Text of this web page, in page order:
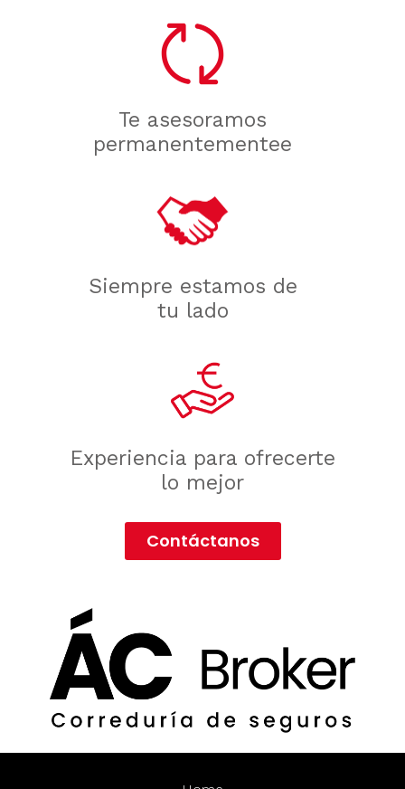
Te asesoramos
permanentementee
Siempre estamos de
tu lado
Experiencia para ofrecerte
lo mejor
Contáctanos